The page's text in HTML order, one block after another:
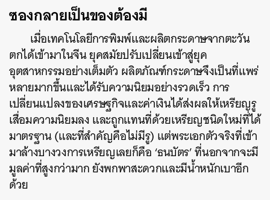
ซองกลายเป็นของต้องมี
เมื่อเทคโนโลยีการพิมพ์และผลิตกระดาษจากตะวัน
ตกได้เข้ามาในจีน ยุคสมัยปรับเปลี่ยนเข้าสู่ยุค
อุตสาหกรรมอย่างเต็มตัว ผลิตภัณฑ์กระดาษจึงเป็นที่แพร่
หลายมากขึ้นและได้รับความนิยมอย่างรวดเร็ว การ
เปลี่ยนแปลงของเศรษฐกิจและค่าเงินได้ส่งผลให้เหรียญรู
เสื่อมความนิยมลง และถูกแทนที่ด้วยเหรียญชนิดใหม่ที่ได้
มาตรฐาน (และที่สำคัญคือไม่มีรู) แต่พระเอกตัวจริงที่เข้า
มาล้างบางวงการเหรียญเลยก็คือ ‘ธนบัตร’ ที่นอกจากจะมี
มูลค่าที่สูงกว่ามาก ยังพกพาสะดวกและมีน้ำหนักเบาอีก
ด้วย